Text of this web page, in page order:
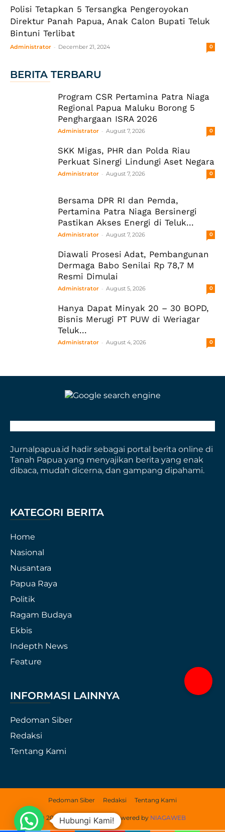
Polisi Tetapkan 5 Tersangka Pengeroyokan
Direktur Panah Papua, Anak Calon Bupati Teluk
Bintuni Terlibat
Administrator - December 21, 2024 0
BERITA TERBARU
Program CSR Pertamina Patra Niaga
Regional Papua Maluku Borong 5
Penghargaan ISRA 2026
Administrator - August 7, 2026 0
SKK Migas, PHR dan Polda Riau
Perkuat Sinergi Lindungi Aset Negara
Administrator - August 7, 2026 0
Bersama DPR RI dan Pemda,
Pertamina Patra Niaga Bersinergi
Pastikan Akses Energi di Teluk...
Administrator - August 7, 2026 0
Diawali Prosesi Adat, Pembangunan
Dermaga Babo Senilai Rp 78,7 M
Resmi Dimulai
Administrator - August 5, 2026 0
Hanya Dapat Minyak 20 – 30 BOPD,
Bisnis Merugi PT PUW di Weriagar
Teluk...
Administrator - August 4, 2026 0
Jurnalpapua.id hadir sebagai portal berita online di
Tanah Papua yang menyajikan berita yang enak
dibaca, mudah dicerna, dan gampang dipahami.
KATEGORI BERITA
Home
Nasional
Nusantara
Papua Raya
Politik
Ragam Budaya
Ekbis
Indepth News
Feature
INFORMASI LAINNYA
Pedoman Siber
Redaksi
Tentang Kami
Pedoman Siber Redaksi Tentang Kami
© 2021 Jurnal Papua ID. Powered by NIAGAWEB
Hubungi Kami!